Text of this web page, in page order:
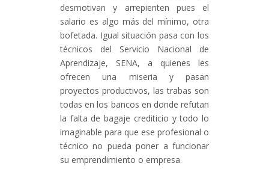
desmotivan y arrepienten pues el
salario es algo más del mínimo, otra
bofetada. Igual situación pasa con los
técnicos del Servicio Nacional de
Aprendizaje, SENA, a quienes les
ofrecen una miseria y pasan
proyectos productivos, las trabas son
todas en los bancos en donde refutan
la falta de bagaje crediticio y todo lo
imaginable para que ese profesional o
técnico no pueda poner a funcionar
su emprendimiento o empresa.